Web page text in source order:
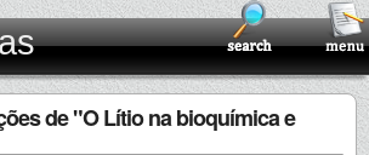
de "O Lítio na bioquímica e